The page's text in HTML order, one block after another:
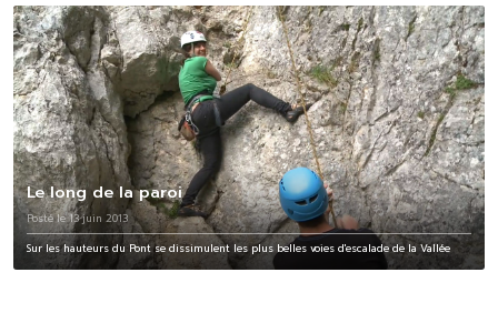
Le long de la paroi
Posté le 13 juin 2013
Sur les hauteurs du Pont se dissimulent les plus belles voies d'escalade de la Vallée